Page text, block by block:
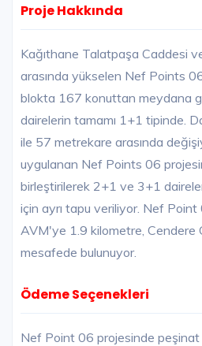
Proje Hakkında
Kağıthane Talatpaşa Caddesi
arasında yükselen Nef Points
blokta 167 konuttan meydana
dairelerin tamamı 1+1 tipinde.
ile 57 metrekare arasında
uygulanan Nef Points 06
birleştirilerek 2+1 ve 3+1
için ayrı tapu veriliyor. Nef
AVM'ye 1.9 kilometre,
mesafede bulunuyor.
Ödeme Seçenekleri
Nef Point 06 projesinde